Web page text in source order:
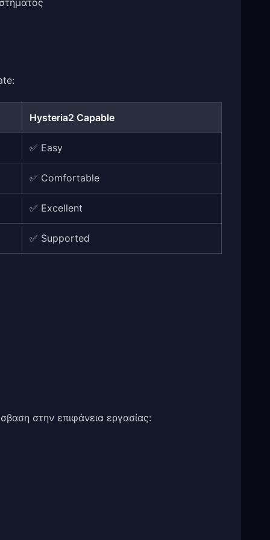
Hysteria2 Capable
✅ Easy
✅ Comfortable
✅ Excellent
✅ Supported
στην επιφάνεια εργασίας: